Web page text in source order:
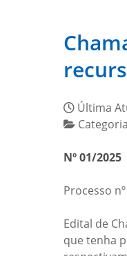
Última
Categoria
Nº 01/2025
Processo
Edital de
que tenha